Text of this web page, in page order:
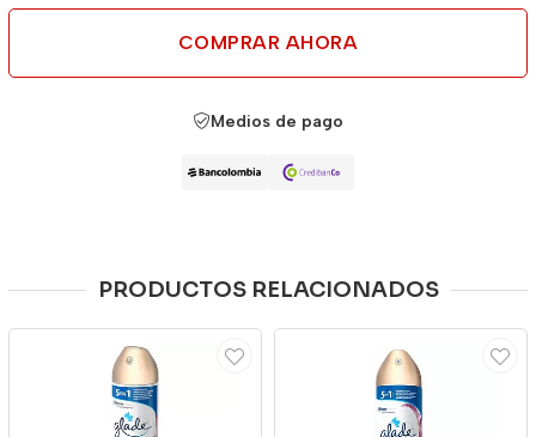
COMPRAR AHORA
Medios de pago
PRODUCTOS RELACIONADOS